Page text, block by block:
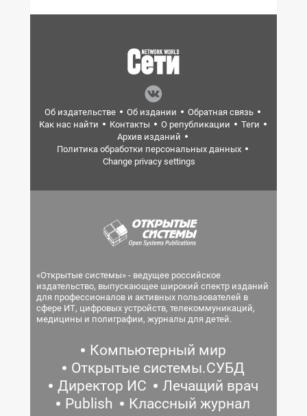
Об издательстве Об издании
Обратная связь
Как нас найти
Контакты О републикации
Теги
Архив изданий
Политика обработки персональных данных
Change privacy settings
«Открытые системы» - ведущее российское
издательство, выпускающее широкий спектр изданий
для профессионалов и активных пользователей в
сфере ИТ, цифровых устройств, телекоммуникаций,
медицины и полиграфии, журналы для детей.
Компьютерный мир
Открытые системы.СУБД
Директор ИС
Лечащий врач
Publish
Классный журнал